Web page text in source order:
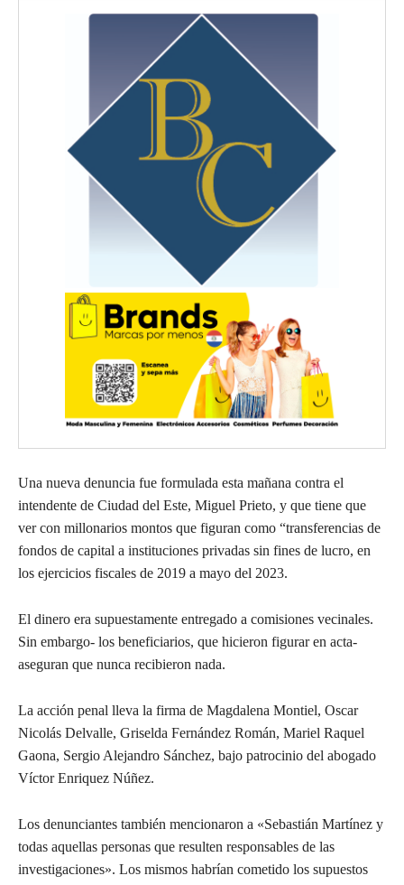
Una nueva denuncia fue formulada esta mañana contra el
intendente de Ciudad del Este, Miguel Prieto, y que tiene que
ver con millonarios montos que figuran como “transferencias de
fondos de capital a instituciones privadas sin fines de lucro, en
los ejercicios fiscales de 2019 a mayo del 2023.
El dinero era supuestamente entregado a comisiones vecinales.
Sin embargo- los beneficiarios, que hicieron figurar en acta-
aseguran que nunca recibieron nada.
La acción penal lleva la firma de Magdalena Montiel, Oscar
Nicolás Delvalle, Griselda Fernández Román, Mariel Raquel
Gaona, Sergio Alejandro Sánchez, bajo patrocinio del abogado
Víctor Enriquez Núñez.
Los denunciantes también mencionaron a «Sebastián Martínez y
todas aquellas personas que resulten responsables de las
investigaciones». Los mismos habrían cometido los supuestos